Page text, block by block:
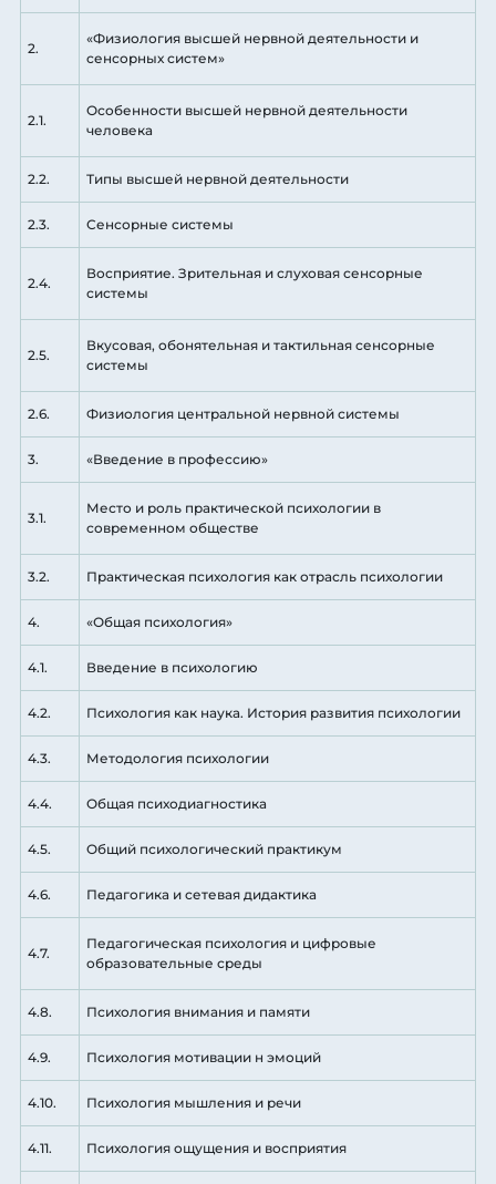
2.
«Физиология высшей нервной деятельности и
сенсорных систем»
2.1.
Особенности высшей нервной деятельности
человека
2.2. Типы высшей нервной деятельности
2.3. Сенсорные системы
2.4.
Восприятие. Зрительная и слуховая сенсорные
системы
2.5.
Вкусовая, обонятельная и тактильная сенсорные
системы
2.6. Физиология центральной нервной системы
3. «Введение в профессию»
3.1.
Место и роль практической психологии в
современном обществе
3.2. Практическая психология как отрасль психологии
4. «Общая психология»
4.1. Введение в психологию
4.2. Психология как наука. История развития психологии
4.3. Методология психологии
4.4. Общая психодиагностика
4.5. Общий психологический практикум
4.6. Педагогика и сетевая дидактика
4.7.
Педагогическая психология и цифровые
образовательные среды
4.8. Психология внимания и памяти
4.9. Психология мотивации н эмоций
4.10. Психология мышления и речи
4.11. Психология ощущения и восприятия